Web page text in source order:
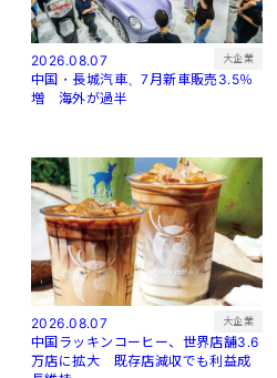
2026.08.07 大企業
中国・長城汽車、7月新車販売3.5％
増 海外が過半
2026.08.07 大企業
中国ラッキンコーヒー、世界店舗3.6
万店に拡大 既存店減収でも利益成